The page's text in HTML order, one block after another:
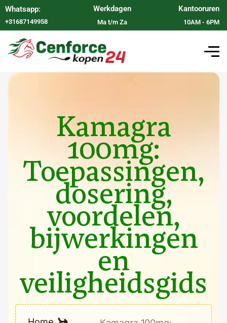
Whatsapp:
+31687149958
Werkdagen
Ma t/m Za
Kantooruren
10AM - 6PM
Kamagra
100mg:
Toepassingen,
dosering,
voordelen,
bijwerkingen
en
veiligheidsgids